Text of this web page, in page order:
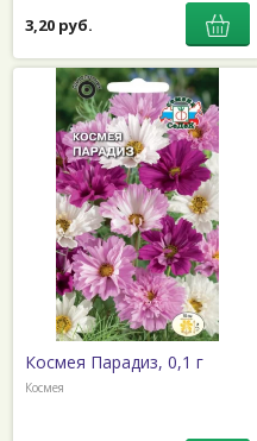
3,20 руб.
Космея Парадиз, 0,1 г
Космея